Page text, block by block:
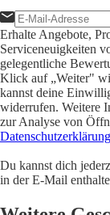
Erhalte Angebote,
Serviceneuigkeiten
gelegentliche
Klick auf „Weiter"
kannst deine
widerrufen. Weitere
zur Analyse von
Datenschutzerklärung
Du kannst dich
in der E-Mail